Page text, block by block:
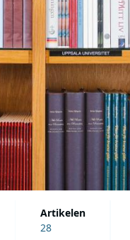
artikelen
28